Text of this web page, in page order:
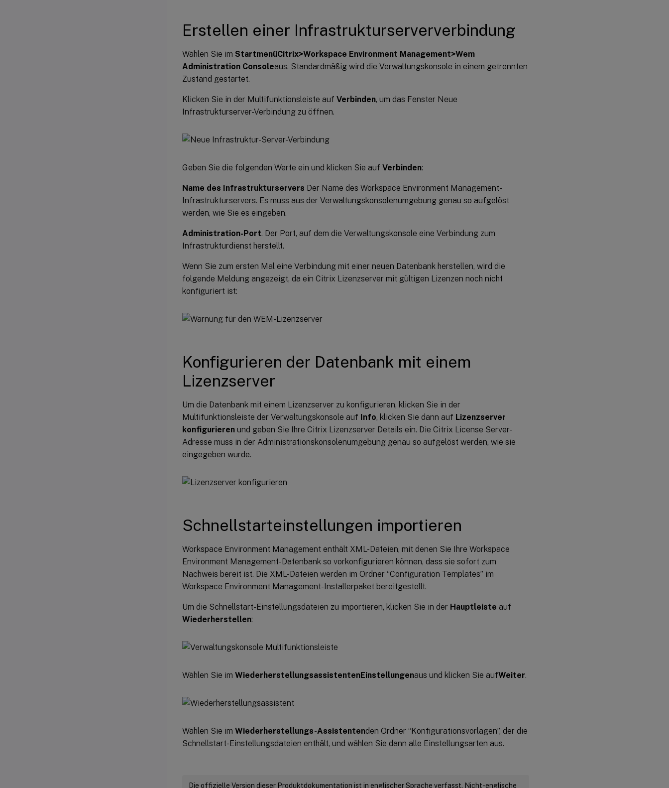
Erstellen einer Infrastrukturserververbindung
Wählen Sie im StartmenüCitrix>Workspace Environment Management>Wem
Administration Consoleaus. Standardmäßig wird die Verwaltungskonsole in einem getrennten
Zustand gestartet.
Klicken Sie in der Multifunktionsleiste auf Verbinden, um das Fenster Neue
Infrastrukturserver-Verbindung zu öffnen.
Geben Sie die folgenden Werte ein und klicken Sie auf Verbinden:
Name des Infrastrukturservers Der Name des Workspace Environment Management-
Infrastrukturservers. Es muss aus der Verwaltungskonsolenumgebung genau so aufgelöst
werden, wie Sie es eingeben.
Administration-Port. Der Port, auf dem die Verwaltungskonsole eine Verbindung zum
Infrastrukturdienst herstellt.
Wenn Sie zum ersten Mal eine Verbindung mit einer neuen Datenbank herstellen, wird die
folgende Meldung angezeigt, da ein Citrix Lizenzserver mit gültigen Lizenzen noch nicht
konfiguriert ist:
Konfigurieren der Datenbank mit einem
Lizenzserver
Um die Datenbank mit einem Lizenzserver zu konfigurieren, klicken Sie in der
Multifunktionsleiste der Verwaltungskonsole auf Info, klicken Sie dann auf Lizenzserver
konfigurieren und geben Sie Ihre Citrix Lizenzserver Details ein. Die Citrix License Server-
Adresse muss in der Administrationskonsolenumgebung genau so aufgelöst werden, wie sie
eingegeben wurde.
Schnellstarteinstellungen importieren
Workspace Environment Management enthält XML-Dateien, mit denen Sie Ihre Workspace
Environment Management-Datenbank so vorkonfigurieren können, dass sie sofort zum
Nachweis bereit ist. Die XML-Dateien werden im Ordner “Configuration Templates” im
Workspace Environment Management-Installerpaket bereitgestellt.
Um die Schnellstart-Einstellungsdateien zu importieren, klicken Sie in der Hauptleiste auf
Wiederherstellen:
Wählen Sie im WiederherstellungsassistentenEinstellungenaus und klicken Sie aufWeiter.
Wählen Sie im Wiederherstellungs-Assistentenden Ordner “Konfigurationsvorlagen”, der die
Schnellstart-Einstellungsdateien enthält, und wählen Sie dann alle Einstellungsarten aus.
Die offizielle Version dieser Produktdokumentation ist in englischer Sprache verfasst. Nicht-englische